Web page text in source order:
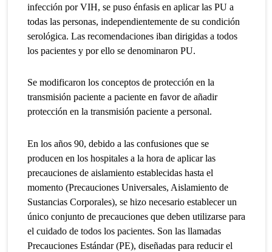
infección por VIH, se puso énfasis en aplicar las PU a
todas las personas, independientemente de su condición
serológica. Las recomendaciones iban dirigidas a todos
los pacientes y por ello se denominaron PU.
Se modificaron los conceptos de protección en la
transmisión paciente a paciente en favor de añadir
protección en la transmisión paciente a personal.
En los años 90, debido a las confusiones que se
producen en los hospitales a la hora de aplicar las
precauciones de aislamiento establecidas hasta el
momento (Precauciones Universales, Aislamiento de
Sustancias Corporales), se hizo necesario establecer un
único conjunto de precauciones que deben utilizarse para
el cuidado de todos los pacientes. Son las llamadas
Precauciones Estándar (PE), diseñadas para reducir el